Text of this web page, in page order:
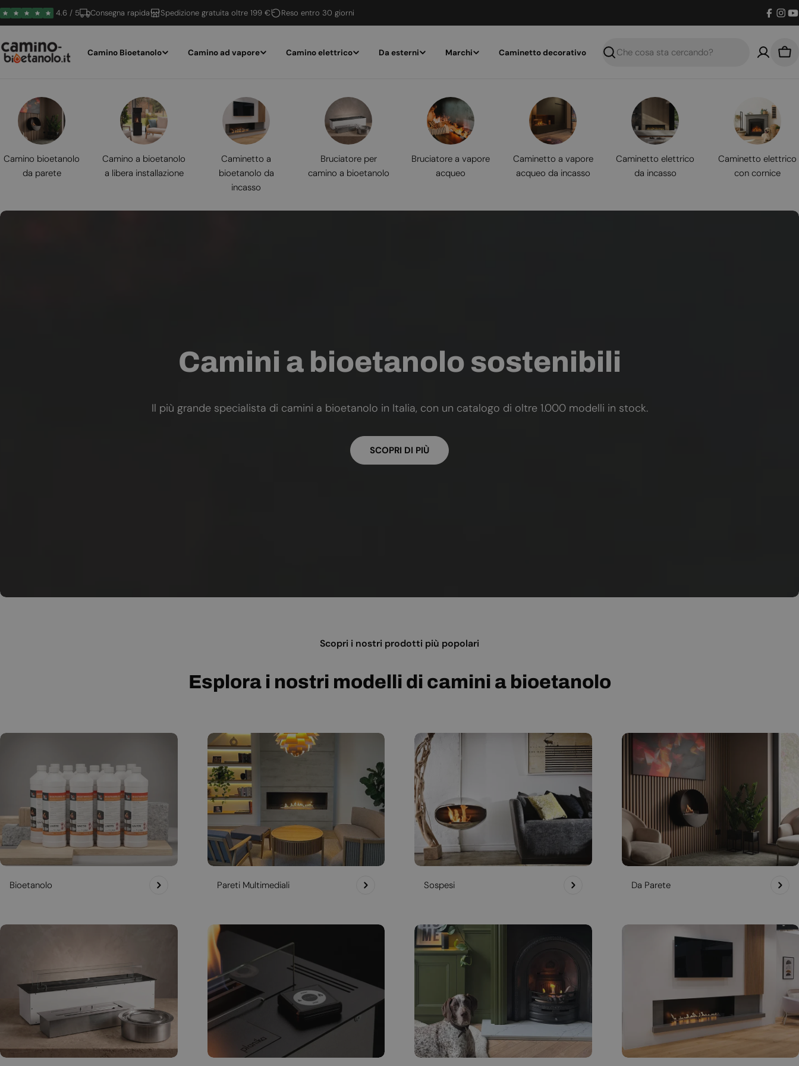
Vai
al
4.6 / 5 Consegna rapida Spedizione gratuita oltre 199 € Reso entro 30 giorni
Camino Bioetanolo Camino ad vapore Camino elettrico Da esterni Marchi Caminetto decorativo
Ricerca
Camino bioetanolo
da parete
Camino a bioetanolo
a libera installazione
Caminetto a
bioetanolo da
incasso
Bruciatore per
camino a bioetanolo
Bruciatore a vapore
acqueo
Caminetto a vapore
acqueo da incasso
Caminetto elettrico
da incasso
Caminetto elettrico
con cornice
Camini a bioetanolo sostenibili
Il più grande specialista di camini a bioetanolo in Italia, con un catalogo di oltre 1.000 modelli in stock.
SCOPRI DI PIÙ
Scopri i nostri prodotti più popolari
Esplora i nostri modelli di camini a bioetanolo
Bioetanolo Pareti Multimediali Sospesi Da Parete